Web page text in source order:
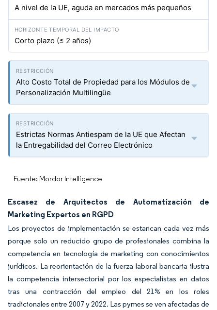
A nivel de la UE, aguda en mercados más pequeños
Corto plazo (≤ 2 años)
Alto Costo Total de Propiedad para los Módulos de
Personalización Multilingüe
Estrictas Normas Antiespam de la UE que Afectan
la Entregabilidad del Correo Electrónico
Fuente: Mordor Intelligence
Escasez de Arquitectos de Automatización de
Marketing Expertos en RGPD
Los proyectos de implementación se estancan cada vez más
porque solo un reducido grupo de profesionales combina la
competencia en tecnología de marketing con conocimientos
jurídicos. La reorientación de la fuerza laboral bancaria ilustra
la competencia intersectorial por los especialistas en datos
tras una contracción del empleo del 21% en los roles
tradicionales entre 2007 y 2022. Las pymes se ven afectadas de